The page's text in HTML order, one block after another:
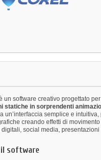
un software creativo progettato per
statiche in sorprendenti
un’interfaccia semplice e intuitiva,
creando effetti di movimento
social media,
il software